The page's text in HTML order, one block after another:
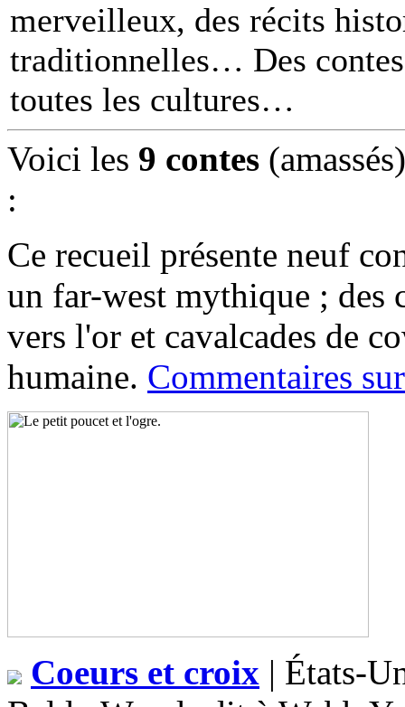
merveilleux, des récits
traditionnelles… Des
toutes les cultures
Voici les 9 contes
:
Ce recueil présente neuf
un far-west mythique ; des
vers l'or et cavalcades de
humaine. Commentaires
Coeurs et croix | États-